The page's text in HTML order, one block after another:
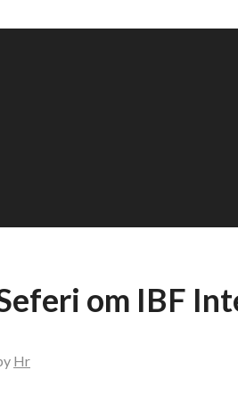
om IBF
Hr